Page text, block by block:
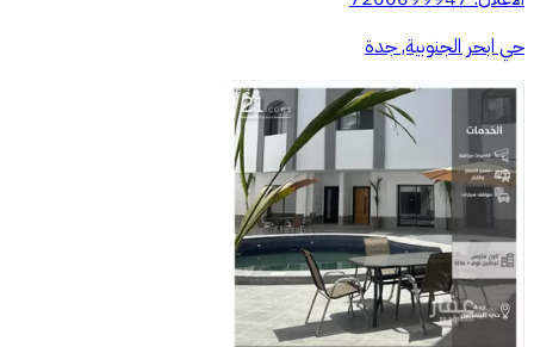
حي ابحر الجنوبية, جدة